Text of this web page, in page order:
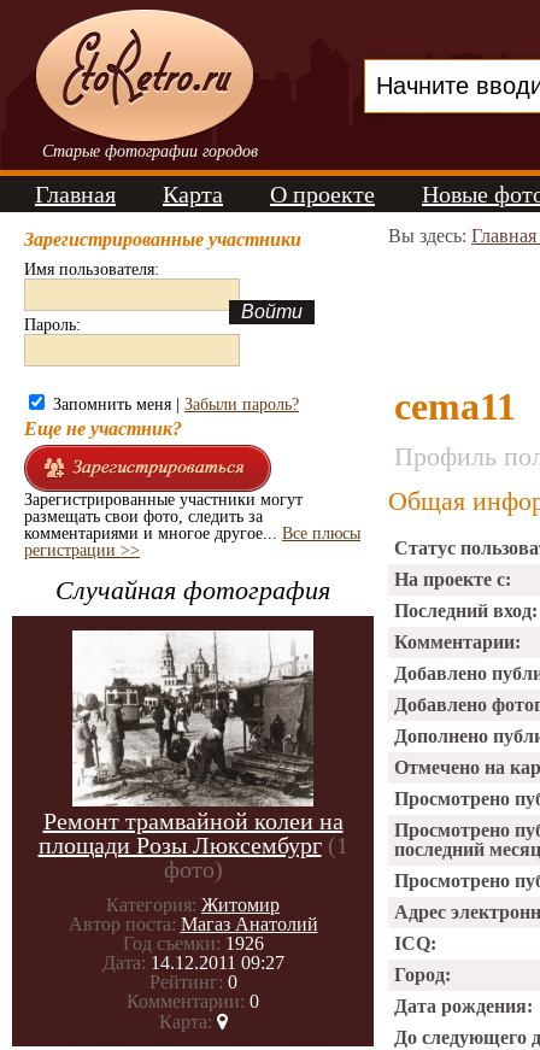
Старые фотографии городов
Главная Карта О проекте Новые
Зарегистрированные участники
Имя пользователя:
Пароль:
Запомнить меня | Забыли пароль?
Еще не участник?
Зарегистрированные участники могут
размещать свои фото, следить за
комментариями и многое другое... Все плюсы
регистрации >>
Случайная фотография
Ремонт трамвайной колеи на
площади Розы Люксембург (1
фото)
Категория: Житомир
Автор поста: Магаз Анатолий
Год съемки: 1926
Дата: 14.12.2011 09:27
Рейтинг: 0
Комментарии: 0
Карта:
Вы здесь:
cema11
Профиль
Общая
Статус
На проекте с:
Последний вход:
Комментарии:
Добавлено
Добавлено
Дополнено
Отмечено на
Просмотрено
Просмотрено
последний
Просмотрено
Адрес
ICQ:
Город:
Дата рождения:
До следующего